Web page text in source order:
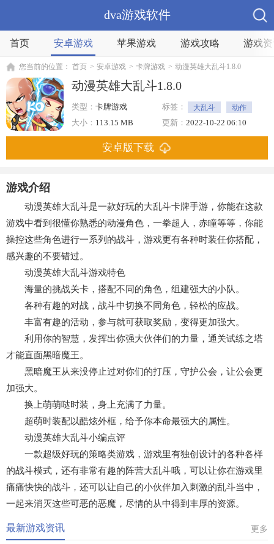
dva游戏软件
首页 安卓游戏 苹果游戏 游戏攻略 游戏
您当前的位置： 首页 > 安卓游戏 > 卡牌游戏 > 动漫英雄大乱斗1.8.0
动漫英雄大乱斗1.8.0
类型： 卡牌游戏 标签： 大乱斗
动作
卡牌
大小： 113.15 MB 更新： 2022-10-22 06:10
安卓版下载
游戏介绍
动漫英雄大乱斗是一款好玩的大乱斗卡牌手游，你能在这款
游戏中看到很懂你熟悉的动漫角色，一拳超人，赤瞳等等，你能
操控这些角色进行一系列的战斗，游戏更有各种时装任你搭配，
感兴趣的不要错过。
动漫英雄大乱斗游戏特色
海量的挑战关卡，搭配不同的角色，组建强大的小队。
各种有趣的对战，战斗中切换不同角色，轻松的应战。
丰富有趣的活动，参与就可获取奖励，变得更加强大。
利用你的智慧，发挥出你强大伙伴们的力量，通关试练之塔
才能直面黑暗魔王。
黑暗魔王从来没停止过对你们的打压，守护公会，让公会更
加强大。
换上萌萌哒时装，身上充满了力量。
超萌时装配以酷炫外框，给予你本命最强大的属性。
动漫英雄大乱斗小编点评
一款超级好玩的策略类游戏，游戏里有独创设计的各种各样
的战斗模式，还有非常有趣的阵营大乱斗哦，可以让你在游戏里
痛痛快快的战斗，还可以让自己的小伙伴加入刺激的乱斗当中，
一起来消灭这些可恶的恶魔，尽情的从中得到丰厚的资源。
最新游戏资讯 更多